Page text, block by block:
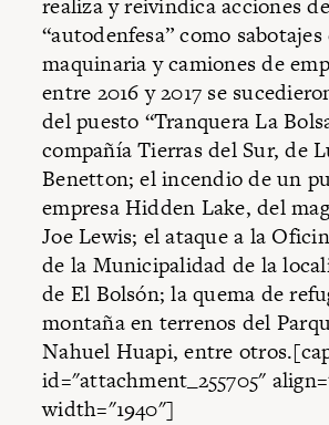
“autodenfesa” como
maquinaria y camiones de
entre 2016 y 2017 se
del puesto “Tranquera La
compañía Tierras del Sur, de
Benetton; el incendio de un
empresa Hidden Lake, del
Joe Lewis; el ataque a la
de la Municipalidad de la
de El Bolsón; la quema de
montaña en terrenos del
Nahuel Huapi, entre
id="attachment_255705"
width="1940"]